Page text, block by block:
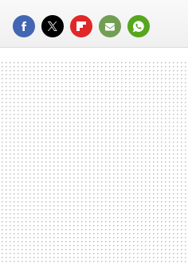
FACEBOOK
TWITTERFLIPBOARD
E-
MAIL
WHATSAPP